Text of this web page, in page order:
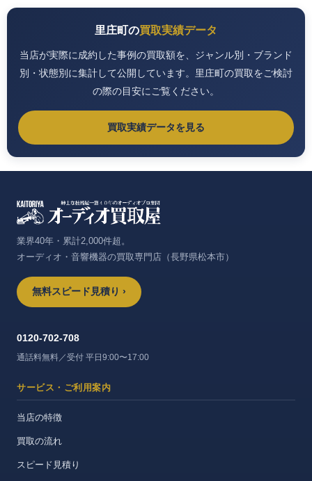
里庄町の買取実績データ
当店が実際に成約した事例の買取額を、ジャンル別・ブランド
別・状態別に集計して公開しています。里庄町の買取をご検討
の際の目安にご覧ください。
買取実績データを見る
業界40年・累計2,000件超。
オーディオ・音響機器の買取専門店（長野県松本市）
無料スピード見積り ›
0120-702-708
通話料無料／受付 平日9:00〜17:00
サービス・ご利用案内
当店の特徴
買取の流れ
スピード見積り